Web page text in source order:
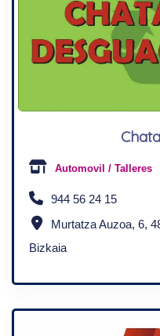
Automovil / Talleres
944 56 24 15
Murtatza Auzoa, 6,
Bizkaia